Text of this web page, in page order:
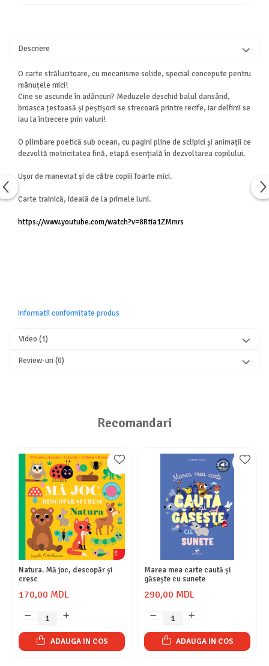
Descriere
O carte strălucitoare, cu mecanisme solide, special concepute pentru
mânuțele mici!
Cine se ascunde în adâncuri? Meduzele deschid balul dansând,
broasca țestoasă și peștișorii se strecoară printre recife, iar delfinii se
iau la întrecere prin valuri!
O plimbare poetică sub ocean, cu pagini pline de sclipici și animații ce
dezvoltă motricitatea fină, etapă esențială în dezvoltarea copilului.
Ușor de manevrat și de către copiii foarte mici.
Carte trainică, ideală de la primele luni.
https://www.youtube.com/watch?v=8Rtia1ZMmrs
Informatii conformitate produs
Video (1)
Review-uri(0)
Recomandari
Natura. Mă joc, descopăr și
cresc
170,00 MDL
ADAUGA IN COS
Marea mea carte caută și
găsește cu sunete
290,00 MDL
ADAUGA IN COS